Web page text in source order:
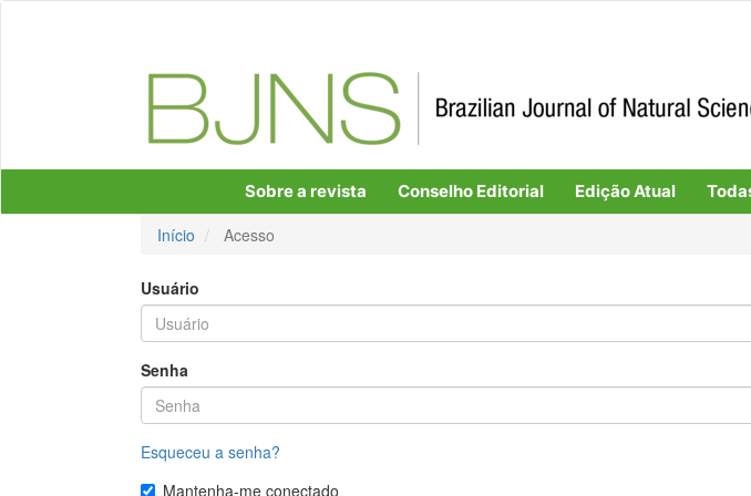
Sobre a revista Conselho Editorial Edição Atual
Início Acesso
Usuário
Senha
Esqueceu a senha?
Mantenha-me conectado